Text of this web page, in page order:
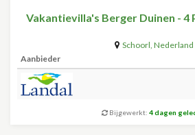
Vakantievilla's Berger Duinen - 4
Schoorl, Nederland
Aanbieder
Bijgewerkt: 4 dagen